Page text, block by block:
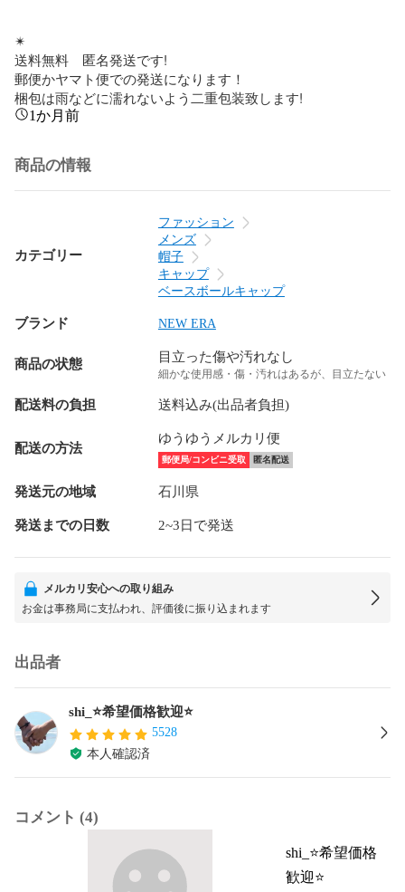
✴
送料無料　匿名発送です!
郵便かヤマト便での発送になります！
梱包は雨などに濡れないよう二重包装致します!
1か月前
商品の情報
カテゴリー
ファッション
メンズ
帽子
キャップ
ベースボールキャップ
ブランド NEW ERA
商品の状態 目立った傷や汚れなし
細かな使用感・傷・汚れはあるが、目立たない
配送料の負担 送料込み(出品者負担)
配送の方法
ゆうゆうメルカリ便
郵便局/コンビニ受取 匿名配送
発送元の地域 石川県
発送までの日数 2~3日で発送
メルカリ安心への取り組み
お金は事務局に支払われ、評価後に振り込まれます
出品者
shi_⭐️希望価格歓迎⭐️
5528
本人確認済
コメント (4)
shi_⭐️希望価格
歓迎⭐️